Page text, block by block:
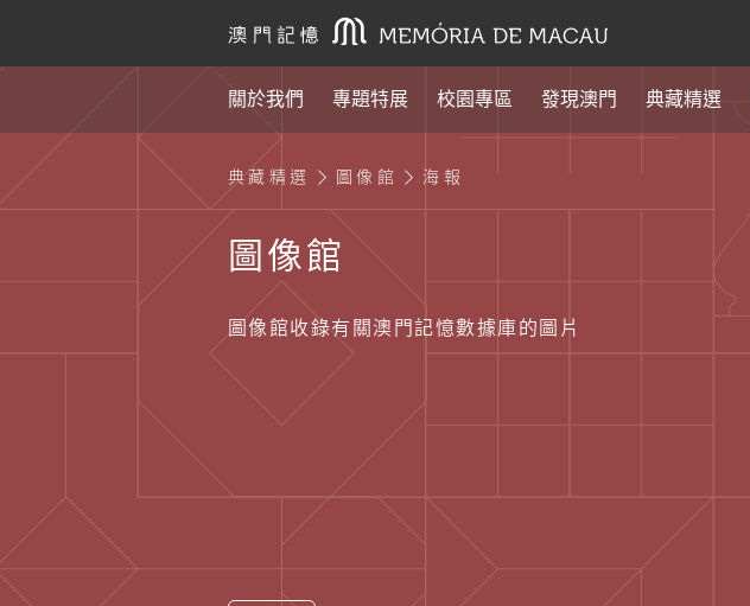
關於我們 專題特展 校園專區 發現澳門 典藏精選
典藏精選 圖像館 海報
圖像館
圖像館收錄有關澳門記憶數據庫的圖片